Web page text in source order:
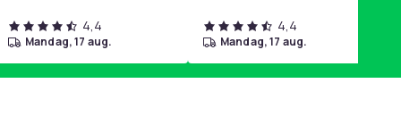
4,4
mandag, 17 aug.
4,4
mandag, 17 aug.